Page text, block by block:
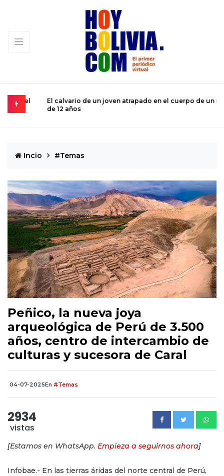
El calvario de un joven atrapado en el cuerpo de un niño
de 12 años
Incio #Temas
Peñico, la nueva joya
arqueológica de Perú de 3.500
años, centro de intercambio de
culturas y sucesora de Caral
04-07-2025En #Temas
2934
vistas
[Estamos en WhatsApp. Empieza a seguirnos ahora]
Infobae.- En las tierras áridas del norte central de Perú,